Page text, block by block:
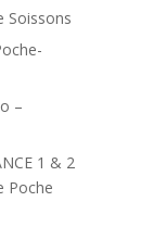
Soissons
–
1 & 2
Poche